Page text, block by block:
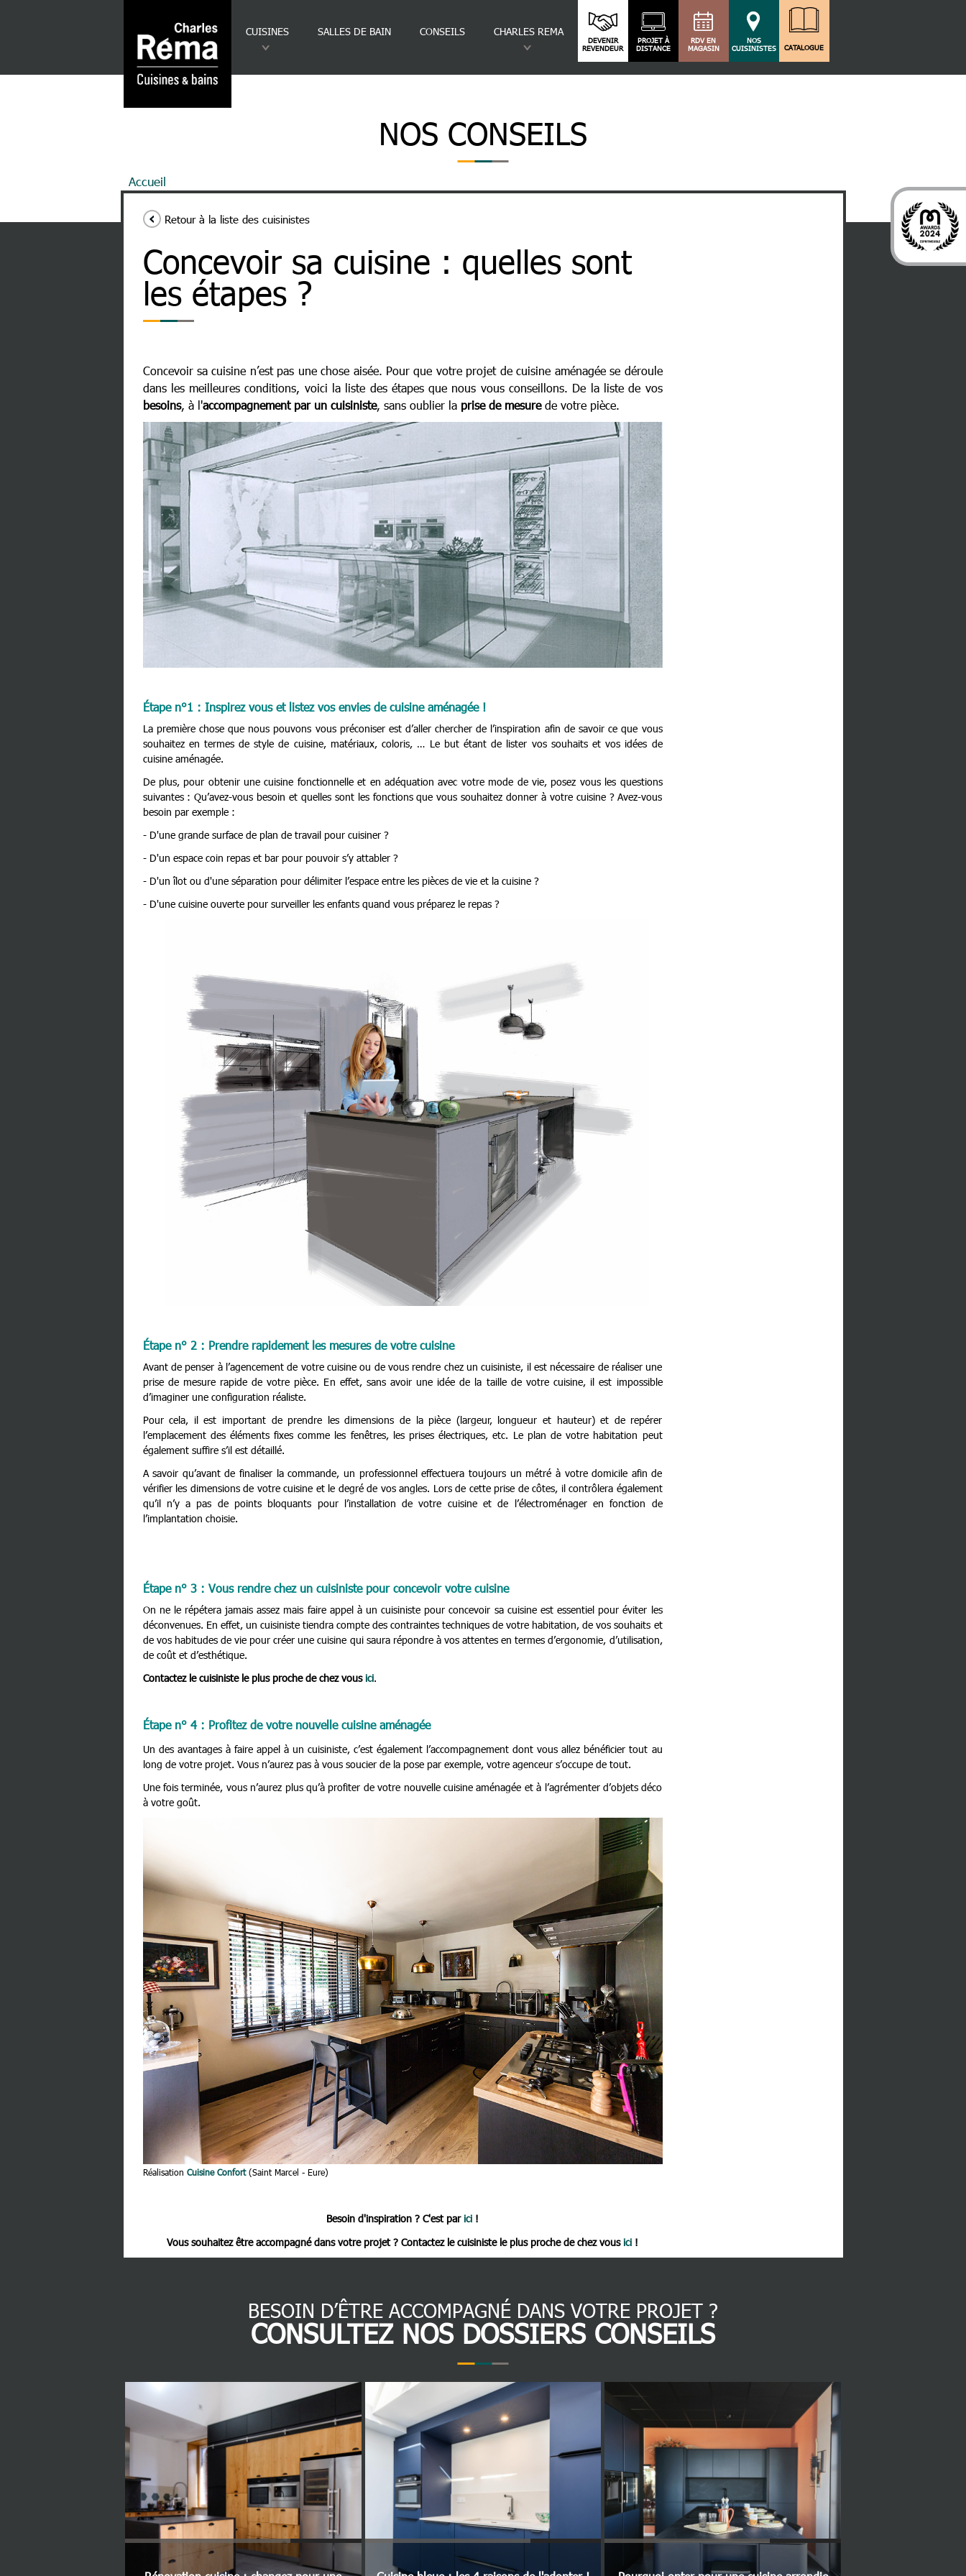
CUISINES SALLES DE BAIN CONSEILS CHARLES REMA
DEVENIR
REVENDEUR
PROJET À
DISTANCE
RDV EN
MAGASIN
NOS
CUISINISTES
CATALOGUE
NOS CONSEILS
Fil d'Ariane
Accueil
Retour à la liste des cuisinistes
Concevoir sa cuisine : quelles sont
les étapes ?
Concevoir sa cuisine n’est pas une chose aisée. Pour que votre projet de cuisine aménagée se déroule
dans les meilleures conditions, voici la liste des étapes que nous vous conseillons. De la liste de vos
besoins, à l'accompagnement par un cuisiniste, sans oublier la prise de mesurede votre pièce.
Étape n°1 : Inspirez vous et listez vos envies de cuisine aménagée !
La première chose que nous pouvons vous préconiser est d’aller chercher de l’inspiration afin de savoir ce que vous
souhaitez en termes de style de cuisine, matériaux, coloris, … Le but étant de lister vos souhaits et vos idées de
cuisine aménagée.
De plus, pour obtenir une cuisine fonctionnelle et en adéquation avec votre mode de vie, posez vous les questions
suivantes : Qu’avez-vous besoin et quelles sont les fonctions que vous souhaitez donner à votre cuisine ? Avez-vous
besoin par exemple :
- D'une grande surface de plan de travail pour cuisiner ?
- D'un espace coin repas et bar pour pouvoir s’y attabler ?
- D'un îlot ou d'une séparation pour délimiter l’espace entre les pièces de vie et la cuisine ?
- D'une cuisine ouverte pour surveiller les enfants quand vous préparez le repas ?
Étape n° 2 : Prendre rapidement les mesures de votre cuisine
Avant de penser à l’agencement de votre cuisine ou de vous rendre chez un cuisiniste, il est nécessaire de réaliser une
prise de mesure rapide de votre pièce. En effet, sans avoir une idée de la taille de votre cuisine, il est impossible
d’imaginer une configuration réaliste.
Pour cela, il est important de prendre les dimensions de la pièce (largeur, longueur et hauteur) et de repérer
l’emplacement des éléments fixes comme les fenêtres, les prises électriques, etc. Le plan de votre habitation peut
également suffire s’il est détaillé.
A savoir qu’avant de finaliser la commande, un professionnel effectuera toujours un métré à votre domicile afin de
vérifier les dimensions de votre cuisine et le degré de vos angles. Lors de cette prise de côtes, il contrôlera également
qu’il n’y a pas de points bloquants pour l’installation de votre cuisine et de l’électroménager en fonction de
l’implantation choisie.
Étape n° 3 : Vous rendre chez un cuisiniste pour concevoir votre cuisine
On ne le répétera jamais assez mais faire appel à un cuisiniste pour concevoir sa cuisine est essentiel pour éviter les
déconvenues. En effet, un cuisiniste tiendra compte des contraintes techniques de votre habitation, de vos souhaits et
de vos habitudes de vie pour créer une cuisine qui saura répondre à vos attentes en termes d’ergonomie, d’utilisation,
de coût et d’esthétique.
Contactez le cuisiniste le plus proche de chez vousici.
Étape n° 4 : Profitez de votre nouvelle cuisine aménagée
Un des avantages à faire appel à un cuisiniste, c’est également l’accompagnement dont vous allez bénéficier tout au
long de votre projet. Vous n’aurez pas à vous soucier de la pose par exemple, votre agenceur s’occupe de tout.
Une fois terminée, vous n’aurez plus qu’à profiter de votre nouvelle cuisine aménagée et à l’agrémenter d’objets déco
à votre goût.
Réalisation Cuisine Confort(Saint Marcel - Eure)
Besoin d'inspiration ? C'est parici !
Vous souhaitez être accompagné dans votre projet ? Contactez le cuisiniste le plus proche de chez vousici !
BESOIN D’ÊTRE ACCOMPAGNÉ DANS VOTRE PROJET ?
CONSULTEZ NOS DOSSIERS CONSEILS